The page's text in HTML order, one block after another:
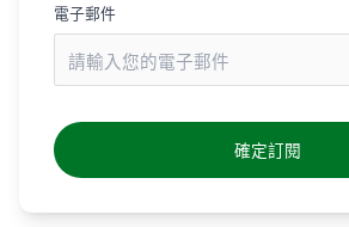
電子郵件